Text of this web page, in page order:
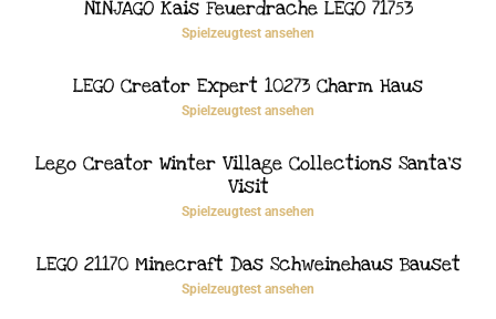
NINJAGO Kais Feuerdrache LEGO 71753
Spielzeugtest ansehen
LEGO Creator Expert 10273 Charm Haus
Spielzeugtest ansehen
Lego Creator Winter Village Collections Santa’s
Visit
Spielzeugtest ansehen
LEGO 21170 Minecraft Das Schweinehaus Bauset
Spielzeugtest ansehen